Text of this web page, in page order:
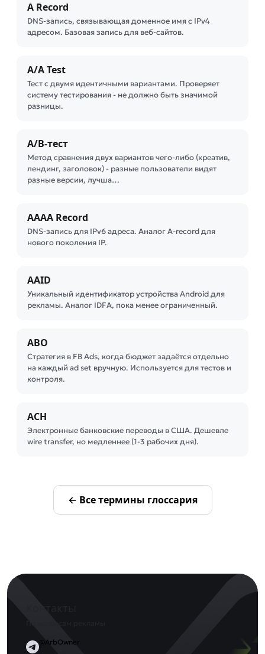
A Record
DNS-запись, связывающая доменное имя с IPv4
адресом. Базовая запись для веб-сайтов.
A/A Test
Тест с двумя идентичными вариантами. Проверяет
систему тестирования - не должно быть значимой
разницы.
A/B-тест
Метод сравнения двух вариантов чего-либо (креатив,
лендинг, заголовок) - разные пользователи видят
разные версии, лучша…
AAAA Record
DNS-запись для IPv6 адреса. Аналог A-record для
нового поколения IP.
AAID
Уникальный идентификатор устройства Android для
рекламы. Аналог IDFA, пока менее ограниченный.
ABO
Стратегия в FB Ads, когда бюджет задаётся отдельно
на каждый ad set вручную. Используется для тестов и
контроля.
ACH
Электронные банковские переводы в США. Дешевле
wire transfer, но медленнее (1-3 рабочих дня).
← Все термины глоссария
@ArbOwner